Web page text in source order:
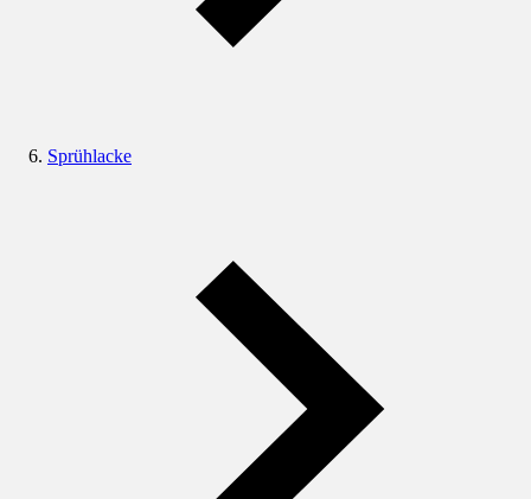
Sprühlacke